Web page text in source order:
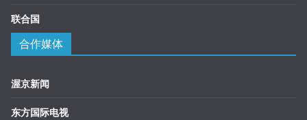
联合国
合作媒体
渥京新闻
东方国际电视